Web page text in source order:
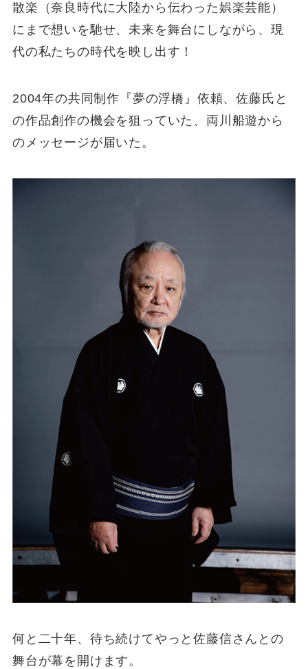
散楽（奈良時代に大陸から伝わった娯楽芸能）
にまで想いを馳せ、未来を舞台にしながら、現
代の私たちの時代を映し出す！
2004年の共同制作『夢の浮橋』依頼、佐藤氏と
の作品創作の機会を狙っていた、両川船遊から
のメッセージが届いた。
何と二十年、待ち続けてやっと佐藤信さんとの
舞台が幕を開けます。